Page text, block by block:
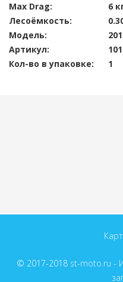
Max Drag:
6
Лесоёмкость:
Модель:
Артикул:
Кол-во в упаковке:
1
© 2017-2018 st-moto.ru -